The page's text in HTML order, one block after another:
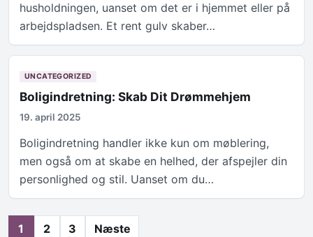
husholdningen, uanset om det er i hjemmet eller på
arbejdspladsen. Et rent gulv skaber…
UNCATEGORIZED
Boligindretning: Skab Dit Drømmehjem
19. april 2025
Boligindretning handler ikke kun om møblering,
men også om at skabe en helhed, der afspejler din
personlighed og stil. Uanset om du…
Indlægsinddeling
1 2 3 Næste